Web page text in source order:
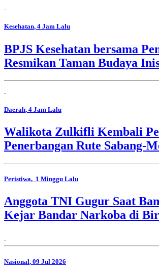
Kesehatan, 4 Jam Lalu
BPJS Kesehatan bersama
Resmikan Taman Budaya
Daerah, 4 Jam Lalu
Walikota Zulkifli Kembali
Penerbangan Rute Sabang-
Peristiwa, 1 Minggu Lalu
Anggota TNI Gugur Saat
Kejar Bandar Narkoba di
Nasional, 09 Jul 2026